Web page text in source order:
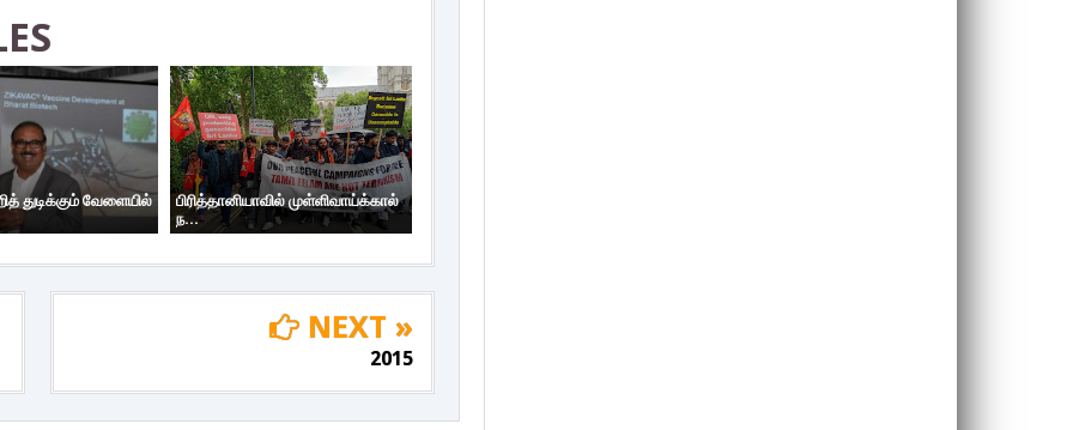
துடிக்கும் வேளையில்
பிரித்தானியாவில் முள்ளிவாய்க்கால்
ந...
NEXT »
2015